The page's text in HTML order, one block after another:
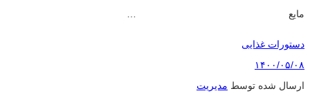
مایع …
دستورات غذایی
۱۴۰۰/۰۵/۰۸
ارسال شده توسط مدیریت